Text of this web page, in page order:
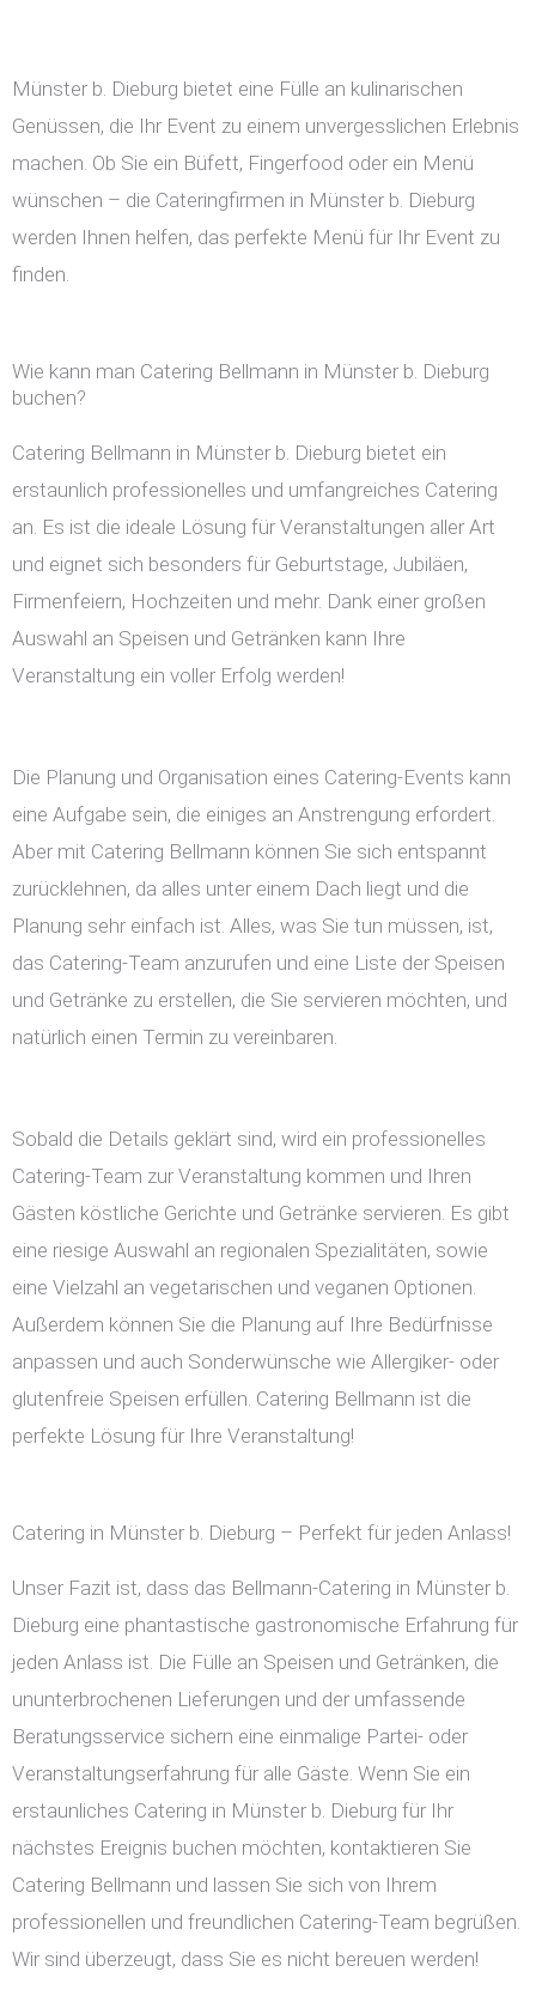
Münster b. Dieburg bietet eine Fülle an kulinarischen
Genüssen, die Ihr Event zu einem unvergesslichen Erlebnis
machen. Ob Sie ein Büfett, Fingerfood oder ein Menü
wünschen – die Cateringfirmen in Münster b. Dieburg
werden Ihnen helfen, das perfekte Menü für Ihr Event zu
finden.
Wie kann man Catering Bellmann in Münster b. Dieburg
buchen?
Catering Bellmann in Münster b. Dieburg bietet ein
erstaunlich professionelles und umfangreiches Catering
an. Es ist die ideale Lösung für Veranstaltungen aller Art
und eignet sich besonders für Geburtstage, Jubiläen,
Firmenfeiern, Hochzeiten und mehr. Dank einer großen
Auswahl an Speisen und Getränken kann Ihre
Veranstaltung ein voller Erfolg werden!
Die Planung und Organisation eines Catering-Events kann
eine Aufgabe sein, die einiges an Anstrengung erfordert.
Aber mit Catering Bellmann können Sie sich entspannt
zurücklehnen, da alles unter einem Dach liegt und die
Planung sehr einfach ist. Alles, was Sie tun müssen, ist,
das Catering-Team anzurufen und eine Liste der Speisen
und Getränke zu erstellen, die Sie servieren möchten, und
natürlich einen Termin zu vereinbaren.
Sobald die Details geklärt sind, wird ein professionelles
Catering-Team zur Veranstaltung kommen und Ihren
Gästen köstliche Gerichte und Getränke servieren. Es gibt
eine riesige Auswahl an regionalen Spezialitäten, sowie
eine Vielzahl an vegetarischen und veganen Optionen.
Außerdem können Sie die Planung auf Ihre Bedürfnisse
anpassen und auch Sonderwünsche wie Allergiker- oder
glutenfreie Speisen erfüllen. Catering Bellmann ist die
perfekte Lösung für Ihre Veranstaltung!
Catering in Münster b. Dieburg – Perfekt für jeden Anlass!
Unser Fazit ist, dass das Bellmann-Catering in Münster b.
Dieburg eine phantastische gastronomische Erfahrung für
jeden Anlass ist. Die Fülle an Speisen und Getränken, die
ununterbrochenen Lieferungen und der umfassende
Beratungsservice sichern eine einmalige Partei- oder
Veranstaltungserfahrung für alle Gäste. Wenn Sie ein
erstaunliches Catering in Münster b. Dieburg für Ihr
nächstes Ereignis buchen möchten, kontaktieren Sie
Catering Bellmann und lassen Sie sich von Ihrem
professionellen und freundlichen Catering-Team begrüßen.
Wir sind überzeugt, dass Sie es nicht bereuen werden!